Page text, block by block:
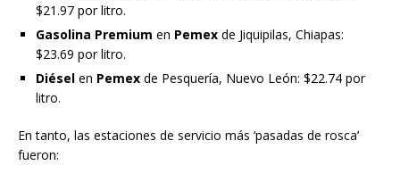
$21.97 por litro.
Gasolina Premium en Pemex de Jiquipilas, Chiapas:
$23.69 por litro.
Diésel en Pemex de Pesquería, Nuevo León: $22.74 por
litro.
En tanto, las estaciones de servicio más ‘pasadas de rosca’
fueron: